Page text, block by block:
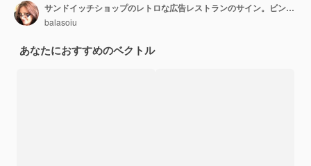
サンドイッチショップのレトロな広告レストランのサイン。ビンテージ・スタイル
balasoiu
あなたにおすすめのベクトル